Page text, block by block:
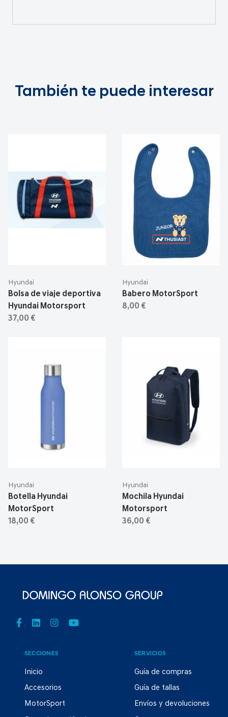
También te puede interesar
Hyundai
Bolsa de viaje deportiva
Hyundai Motorsport
37,00 €
Hyundai
Babero MotorSport
8,00 €
Hyundai
Botella Hyundai
MotorSport
18,00 €
Hyundai
Mochila Hyundai
Motorsport
36,00 €
SECCIONES
Inicio
Accesorios
MotorSport
SERVICIOS
Guía de compras
Guía de tallas
Envíos y devoluciones